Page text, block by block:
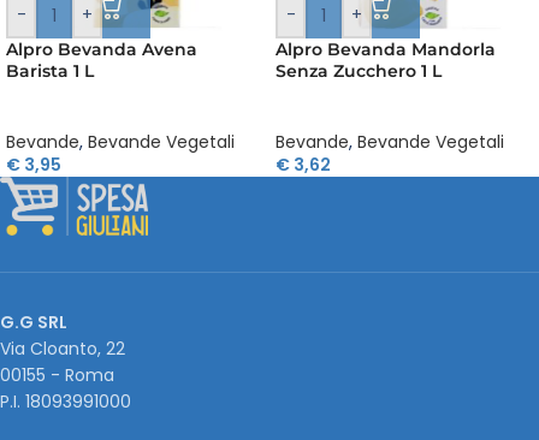
- +
Alpro Bevanda Avena
Barista 1 L
Bevande, Bevande Vegetali
€ 3,95
- +
Alpro Bevanda Mandorla
Senza Zucchero 1 L
Bevande, Bevande Vegetali
€ 3,62
G.G SRL
Via Cloanto, 22
00155 - Roma
P.I. ‭18093991000